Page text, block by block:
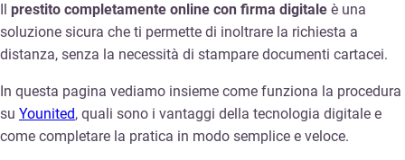
prestito completamente online con firma digitale è una
soluzione sicura che ti permette di inoltrare la richiesta a
distanza, senza la necessità di stampare documenti cartacei.
In questa pagina vediamo insieme come funziona la procedura
su Younited, quali sono i vantaggi della tecnologia digitale e
come completare la pratica in modo semplice e veloce.